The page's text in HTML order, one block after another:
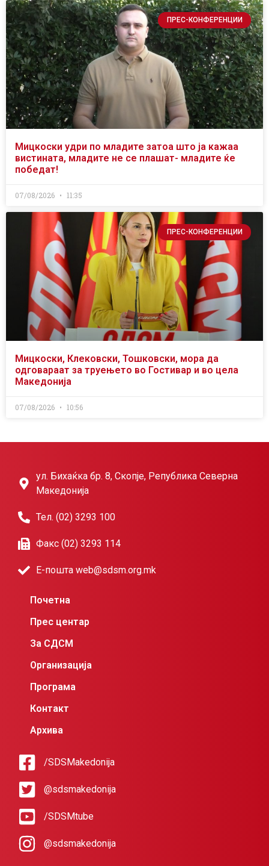
ПРЕС-КОНФЕРЕНЦИИ
Мицкоски удри по младите затоа што ја кажаа
вистината, младите не се плашат- младите ќе
победат!
07/08/2026 11:35
ПРЕС-КОНФЕРЕНЦИИ
Мицкоски, Клековски, Тошковски, мора да
одговараат за труењето во Гостивар и во цела
Македонија
07/08/2026 10:56
ул. Бихаќка бр. 8, Скопје, Република Северна
Македонија
Тел. (02) 3293 100
Факс (02) 3293 114
Е-пошта web@sdsm.org.mk
Почетна
Прес центар
За СДСМ
Организација
Програма
Контакт
Архива
/SDSMakedonija
@sdsmakedonija
/SDSMtube
@sdsmakedonija